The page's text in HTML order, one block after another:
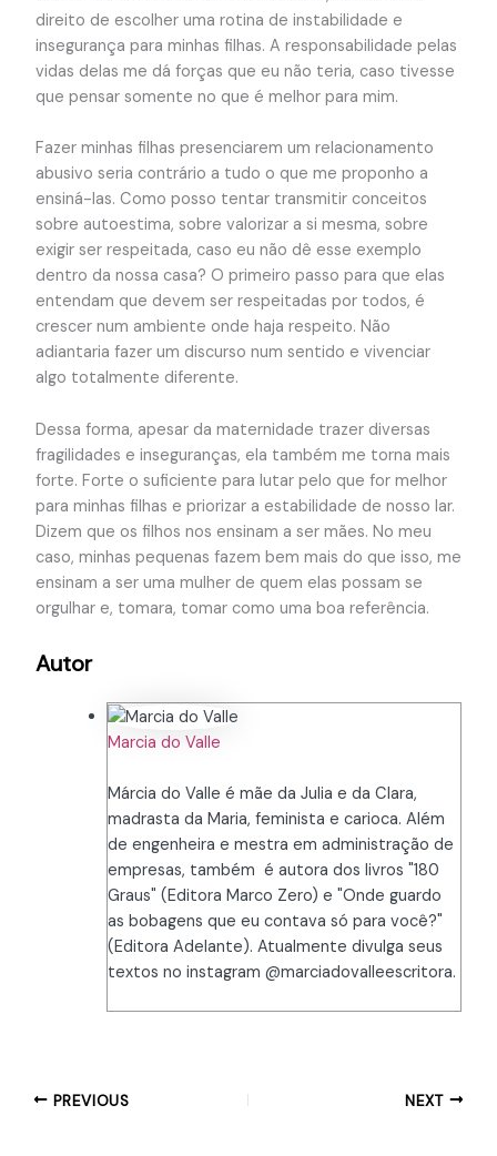
direito de escolher uma rotina de instabilidade e
insegurança para minhas filhas. A responsabilidade pelas
vidas delas me dá forças que eu não teria, caso tivesse
que pensar somente no que é melhor para mim.
Fazer minhas filhas presenciarem um relacionamento
abusivo seria contrário a tudo o que me proponho a
ensiná-las. Como posso tentar transmitir conceitos
sobre autoestima, sobre valorizar a si mesma, sobre
exigir ser respeitada, caso eu não dê esse exemplo
dentro da nossa casa? O primeiro passo para que elas
entendam que devem ser respeitadas por todos, é
crescer num ambiente onde haja respeito. Não
adiantaria fazer um discurso num sentido e vivenciar
algo totalmente diferente.
Dessa forma, apesar da maternidade trazer diversas
fragilidades e inseguranças, ela também me torna mais
forte. Forte o suficiente para lutar pelo que for melhor
para minhas filhas e priorizar a estabilidade de nosso lar.
Dizem que os filhos nos ensinam a ser mães. No meu
caso, minhas pequenas fazem bem mais do que isso, me
ensinam a ser uma mulher de quem elas possam se
orgulhar e, tomara, tomar como uma boa referência.
Autor
Marcia do Valle
Márcia do Valle é mãe da Julia e da Clara,
madrasta da Maria, feminista e carioca. Além
de engenheira e mestra em administração de
empresas, também é autora dos livros "180
Graus" (Editora Marco Zero) e "Onde guardo
as bobagens que eu contava só para você?"
(Editora Adelante). Atualmente divulga seus
textos no instagram @marciadovalleescritora.
PREVIOUS NEXT